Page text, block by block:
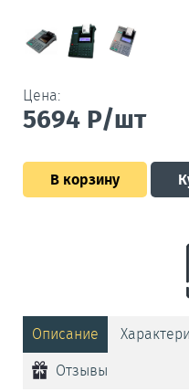
Цена:
5694 Р/шт
В корзину
Описание
Отзывы